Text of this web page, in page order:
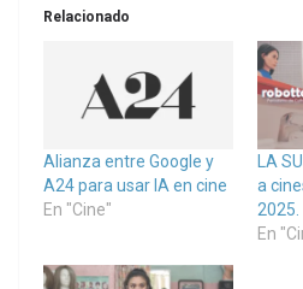
Relacionado
Alianza entre Google y
A24 para usar IA en cine
En "Cine"
LA
a
2025.
En